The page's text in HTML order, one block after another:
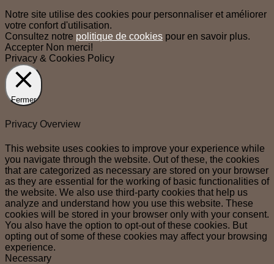
Notre site utilise des cookies pour personnaliser et améliorer
votre confort d'utilisation.
Consultez notre politique de cookies pour en savoir plus.
Accepter Non merci!
Privacy & Cookies Policy
Fermer
Privacy Overview
This website uses cookies to improve your experience while
you navigate through the website. Out of these, the cookies
that are categorized as necessary are stored on your browser
as they are essential for the working of basic functionalities of
the website. We also use third-party cookies that help us
analyze and understand how you use this website. These
cookies will be stored in your browser only with your consent.
You also have the option to opt-out of these cookies. But
opting out of some of these cookies may affect your browsing
experience.
Necessary